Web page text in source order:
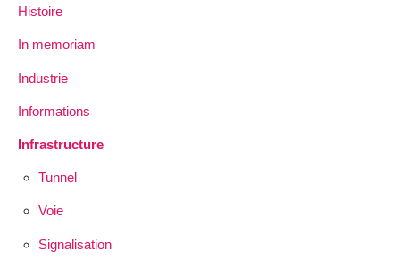
Histoire
In memoriam
Industrie
Informations
Infrastructure
Tunnel
Voie
Signalisation